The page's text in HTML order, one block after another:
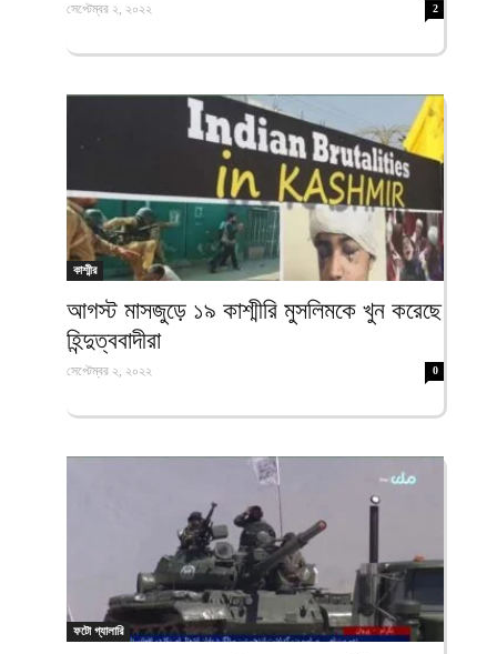
সেপ্টেম্বর ২, ২০২২ 2
কাশ্মীর
আগস্ট মাসজুড়ে ১৯ কাশ্মীরি মুসলিমকে খুন করেছে
হিন্দুত্ববাদীরা
সেপ্টেম্বর ২, ২০২২ 0
ফটো গ্যালারি